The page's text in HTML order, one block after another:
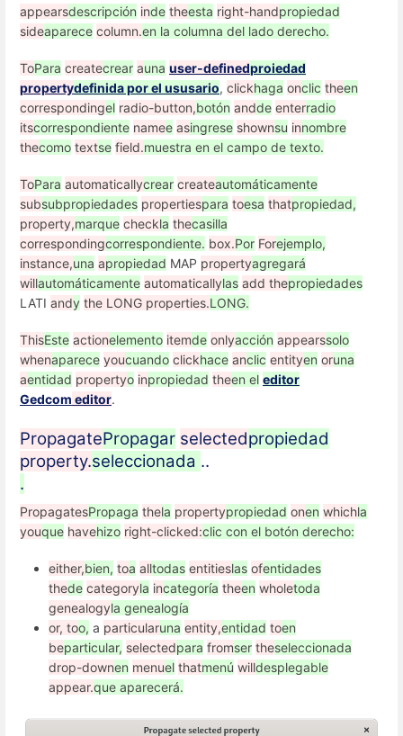
appearsdescripción inde theesta right-handpropiedad
sideaparece column.en la columna del lado derecho.
ToPara createcrear auna user-definedproiedad
propertydefinida por el ususario, clickhaga onclic theen
correspondingel radio-button,botón andde enterradio
itscorrespondiente namee asingrese shownsu innombre
thecomo textse field.muestra en el campo de texto.
ToPara automaticallycrear createautomáticamente
subsubpropiedades propertiespara toesa thatpropiedad,
property,marque checkla thecasilla
correspondingcorrespondiente. box.Por Forejemplo,
instance,una apropiedad MAP propertyagregará
willautomáticamente automaticallylas add thepropiedades
LATI andy the LONG properties.LONG.
ThisEste actionelemento itemde onlyacción appearssolo
whenaparece youcuando clickhace anclic entityen oruna
aentidad propertyo inpropiedad theen el editor
Gedcom editor.
PropagatePropagar selectedpropiedad
property.seleccionada ..
.
PropagatesPropaga thela propertypropiedad onen whichla
youque havehizo right-clicked:clic con el botón derecho:
either,bien, toa alltodas entitieslas ofentidades
thede categoryla incategoría theen wholetoda
genealogyla genealogía
or, too, a particularuna entity,entidad toen
beparticular, selectedpara fromser theseleccionada
drop-downen menuel thatmenú willdesplegable
appear.que aparecerá.